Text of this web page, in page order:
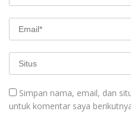
Simpan nama, email, dan
untuk komentar saya